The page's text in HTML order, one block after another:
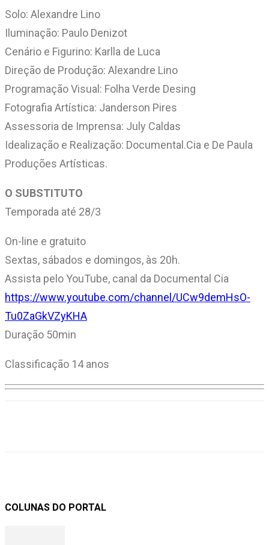
Solo: Alexandre Lino
Iluminação: Paulo Denizot
Cenário e Figurino: Karlla de Luca
Direção de Produção: Alexandre Lino
Programação Visual: Folha Verde Desing
Fotografia Artística: Janderson Pires
Assessoria de Imprensa: July Caldas
Idealização e Realização: Documental.Cia e De Paula
Produções Artísticas.
O SUBSTITUTO
Temporada até 28/3
On-line e gratuito
Sextas, sábados e domingos, às 20h.
Assista pelo YouTube, canal da Documental Cia
https://www.youtube.com/channel/UCw9demHsO-
Tu0ZaGkVZyKHA
Duração 50min
Classificação 14 anos
COLUNAS DO PORTAL